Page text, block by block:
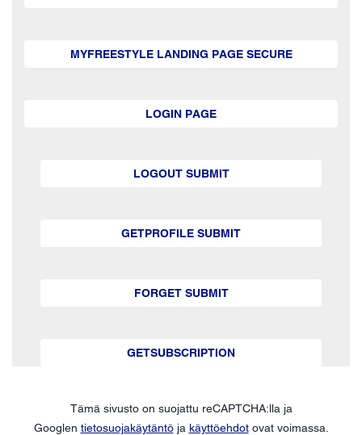
MYFREESTYLE LANDING PAGE SECURE
LOGIN PAGE
LOGOUT SUBMIT
GETPROFILE SUBMIT
FORGET SUBMIT
GETSUBSCRIPTION
Tämä sivusto on suojattu reCAPTCHA:lla ja
Googlen tietosuojakäytäntöja käyttöehdotovat voimassa.